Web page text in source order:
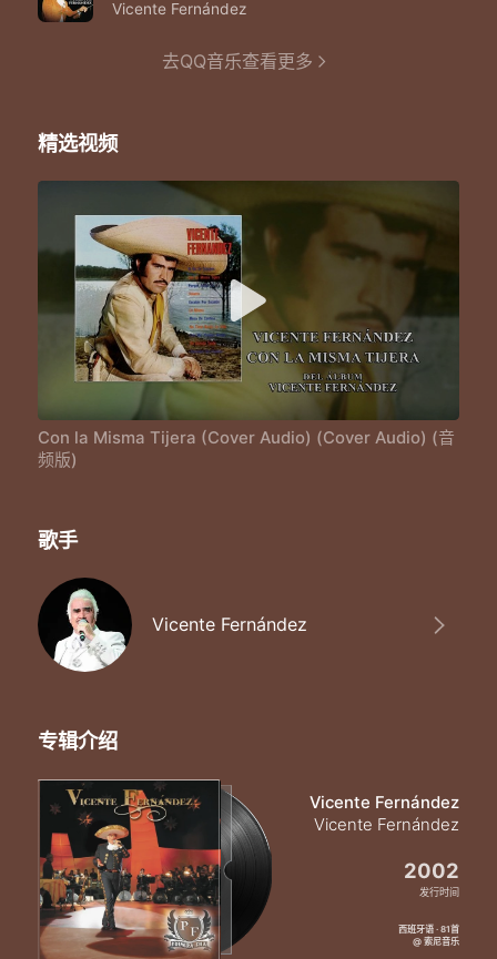
Vicente Fernández
去QQ音乐查看更多
精选视频
Con la Misma Tijera (Cover Audio) (Cover Audio) (音
频版)
歌手
Vicente Fernández
专辑介绍
Vicente Fernández
Vicente Fernández
2002
发行时间
西班牙语 · 81首
@ 索尼音乐